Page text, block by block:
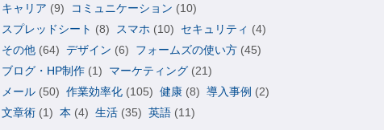
キャリア (9) コミュニケーション (10)
スプレッドシート (8) スマホ (10) セキュリティ (4)
その他 (64) デザイン (6) フォームズの使い方 (45)
ブログ・HP制作 (1) マーケティング (21)
メール (50) 作業効率化 (105) 健康 (8) 導入事例 (2)
文章術 (1) 本 (4) 生活 (35) 英語 (11)